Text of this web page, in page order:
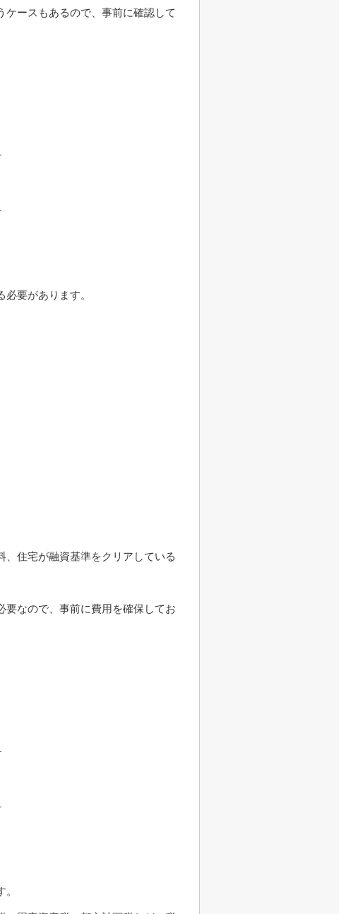
ースもあるので、事前に確認して
要があります。
住宅が融資基準をクリアしている
要なので、事前に費用を確保してお